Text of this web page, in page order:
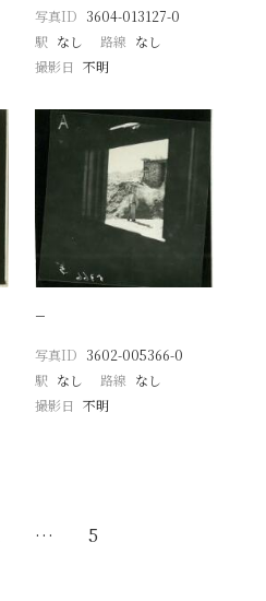
写真ID 3604-013127-0
駅 なし 路線 なし
撮影日 不明
−
写真ID 3602-005366-0
駅 なし 路線 なし
撮影日 不明
… 5